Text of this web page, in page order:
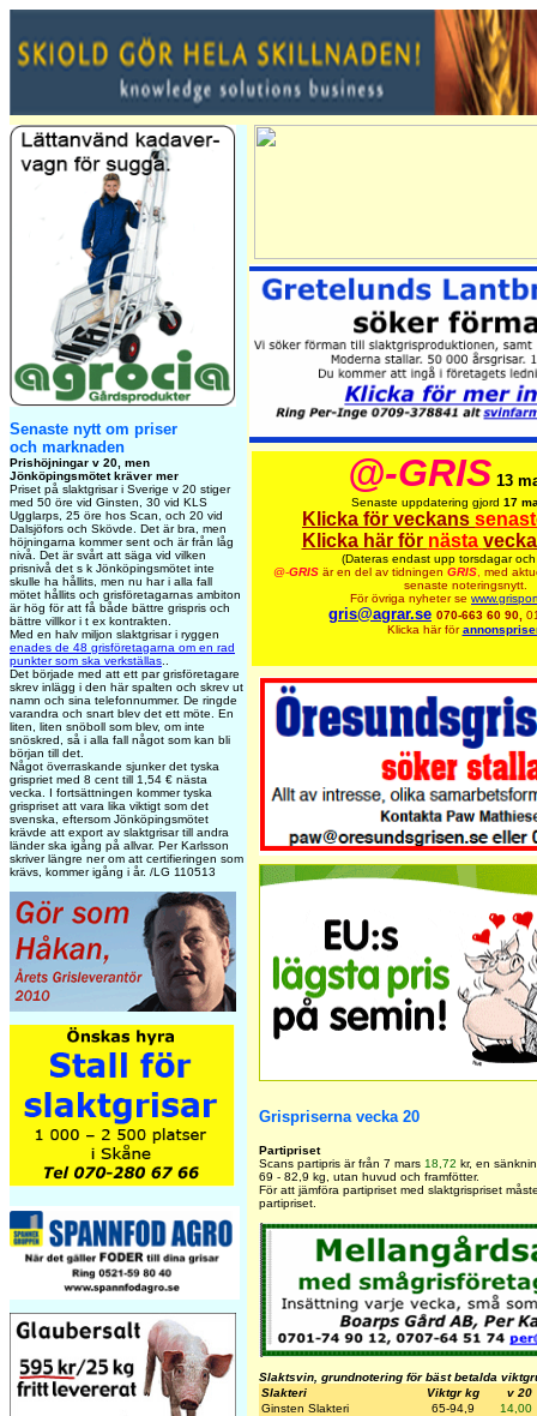
Senaste nytt om priser
och marknaden
Prishöjningar v 20, men
Jönköpingsmötet kräver mer
Priset på slaktgrisar i Sverige v 20 stiger
med 50 öre vid Ginsten, 30 vid KLS
Ugglarps, 25 öre hos Scan, och 20 vid
Dalsjöfors och Skövde. Det är bra, men
höjningarna kommer sent och är från låg
nivå. Det är svårt att säga vid vilken
prisnivå det s k Jönköpingsmötet inte
skulle ha hållits, men nu har i alla fall
mötet hållits och grisföretagarnas ambiton
är hög för att få både bättre grispris och
bättre villkor i t ex kontrakten.
Med en halv miljon slaktgrisar i ryggen
enades de 48 grisföretagarna om en rad
punkter som ska verkställas
Det började med att ett par grisföretagare
skrev inlägg i den här spalten och skrev ut
namn och sina telefonnummer. De ringde
varandra och snart blev det ett möte. En
liten, liten snöboll som blev, om inte
snöskred, så i alla fall något som kan bli
början till det.
Något överraskande sjunker det tyska
grispriet med 8 cent till 1,54 € nästa
vecka. I fortsättningen kommer tyska
grispriset att vara lika viktigt som det
svenska, eftersom Jönköpingsmötet
krävde att export av slaktgrisar till andra
länder ska igång på allvar. Per Karlsson
skriver längre ner om att certifieringen som
krävs, kommer igång i år. /LG 110513
@-GRIS 13
Senaste uppdatering gjord 17
Klicka för veckans
Klicka här för nästa
(Dateras endast upp torsdagar
@-GRIS är en del av tidningen GRIS, med
senaste noteringsnytt.
För övriga nyheter se
gris@agrar.se 070-663 60 90,
Klicka här för
Grispriserna vecka 20
Partipriset
Scans partipris är från 7 mars 18,72 kr, en
69 - 82,9 kg, utan huvud och framfötter.
För att jämföra partipriset med slaktgrispriset
partipriset.
Slaktsvin, grundnotering för bäst betalda
Slakteri
Viktgr kg
v 20
Ginsten Slakteri
65-94,9
14,00